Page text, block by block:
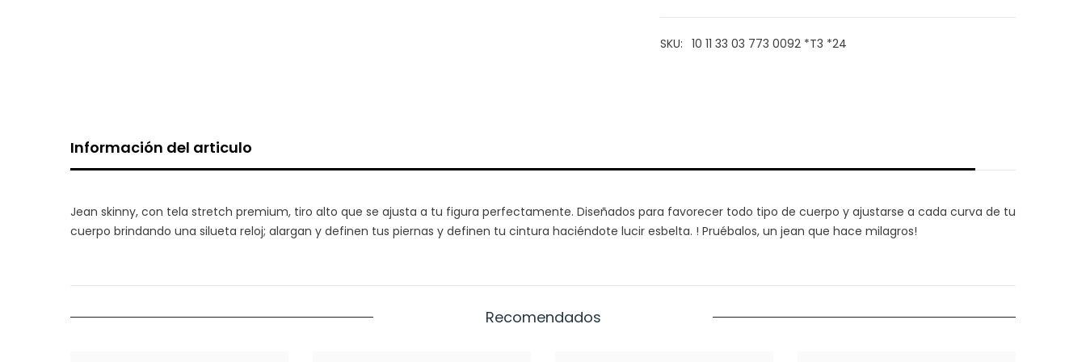
SKU: 10 11 33 03 773 0092 *T3 *24
Información del articulo
Jean skinny, con tela stretch premium, tiro alto que se ajusta a tu figura perfectamente. Diseñados para favorecer todo tipo de cuerpo y ajustarse a cada curva de tu
cuerpo brindando una silueta reloj; alargan y definen tus piernas y definen tu cintura haciéndote lucir esbelta. ! Pruébalos, un jean que hace milagros!
Recomendados